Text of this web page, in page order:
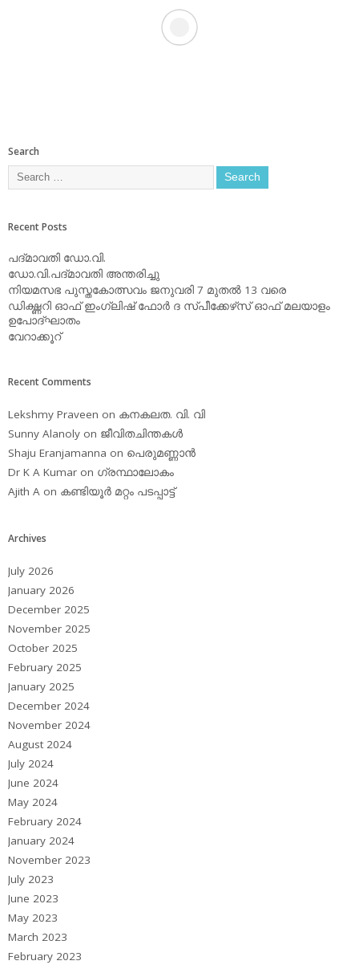
Search
Recent Posts
പദ്മാവതി ഡോ.വി.
ഡോ.വി.പദ്മാവതി അന്തരിച്ചു
നിയമസഭ പുസ്തകോത്സവം ജനുവരി 7 മുതല്‍ 13 വരെ
ഡിക്ഷ്ണറി ഓഫ് ഇംഗ്ലിഷ് ഫോര്‍ ദ സ്പീക്കേഴ്‌സ് ഓഫ് മലയാളം
ഉപോദ്ഘാതം
വേറാക്കൂറ്
Recent Comments
Lekshmy Praveen on കനകലത. വി. വി
Sunny Alanoly on ജീവിതചിന്തകള്‍
Shaju Eranjamanna on പെരുമണ്ണാന്‍
Dr K A Kumar on ഗ്രന്ഥാലോകം
Ajith A on കണ്ടിയൂര്‍ മറ്റം പടപ്പാട്ട്‌
Archives
July 2026
January 2026
December 2025
November 2025
October 2025
February 2025
January 2025
December 2024
November 2024
August 2024
July 2024
June 2024
May 2024
February 2024
January 2024
November 2023
July 2023
June 2023
May 2023
March 2023
February 2023